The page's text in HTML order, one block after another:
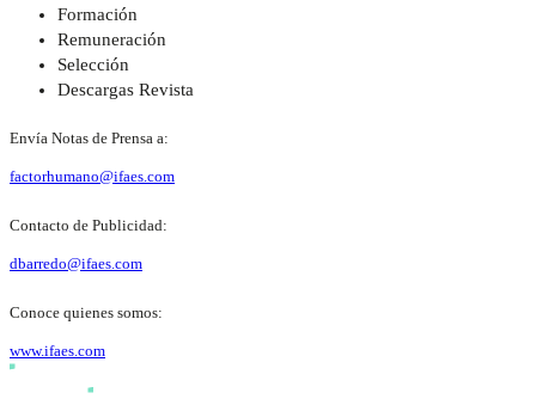
Formación
Remuneración
Selección
Descargas Revista
Envía Notas de Prensa a:
factorhumano@ifaes.com
Contacto de Publicidad:
dbarredo@ifaes.com
Conoce quienes somos:
www.ifaes.com